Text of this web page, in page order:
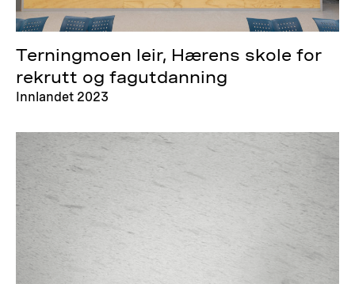
Terningmoen leir, Hærens skole for
rekrutt og fagutdanning
Innlandet 2023